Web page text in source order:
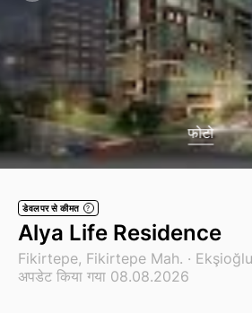
फोटो
डेवलपर से कीमत ?
Alya Life Residence
Fikirtepe, Fikirtepe Mah. ·
अपडेट किया गया 08.08.2026